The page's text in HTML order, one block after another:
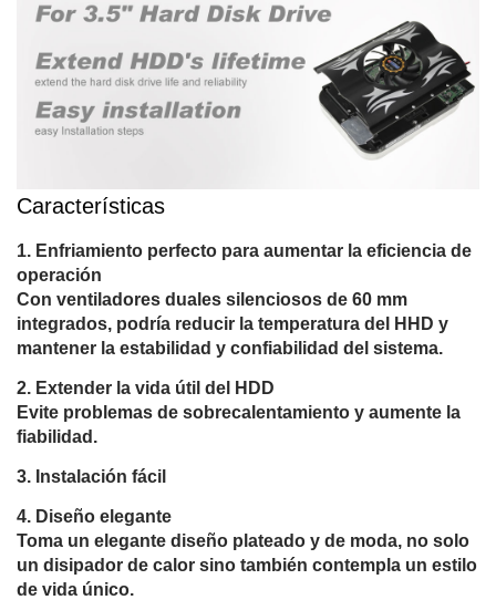
Características
Enfriamiento perfecto para aumentar la eficiencia de
operación
Con ventiladores duales silenciosos de 60 mm
integrados, podría reducir la temperatura del HHD y
mantener la estabilidad y confiabilidad del sistema.
Extender la vida útil del HDD
Evite problemas de sobrecalentamiento y aumente la
fiabilidad.
Instalación fácil
Diseño elegante
Toma un elegante diseño plateado y de moda, no solo
un disipador de calor sino también contempla un estilo
de vida único.